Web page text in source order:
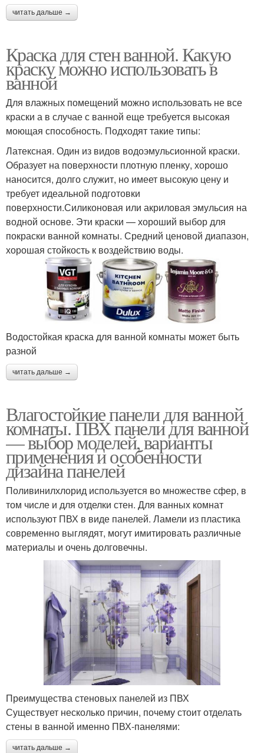
читать дальше →
Краска для стен ванной. Какую
краску можно использовать в
ванной
Для влажных помещений можно использовать не все
краски а в случае с ванной еще требуется высокая
моющая способность. Подходят такие типы:
Латексная. Один из видов водоэмульсионной краски.
Образует на поверхности плотную пленку, хорошо
наносится, долго служит, но имеет высокую цену и
требует идеальной подготовки
поверхности.Силиконовая или акриловая эмульсия на
водной основе. Эти краски — хороший выбор для
покраски ванной комнаты. Средний ценовой диапазон,
хорошая стойкость к воздействию воды.
Водостойкая краска для ванной комнаты может быть
разной
читать дальше →
Влагостойкие панели для ванной
комнаты. ПВХ панели для ванной
— выбор моделей, варианты
применения и особенности
дизайна панелей
Поливинилхлорид используется во множестве сфер, в
том числе и для отделки стен. Для ванных комнат
используют ПВХ в виде панелей. Ламели из пластика
современно выглядят, могут имитировать различные
материалы и очень долговечны.
Преимущества стеновых панелей из ПВХ
Существует несколько причин, почему стоит отделать
стены в ванной именно ПВХ-панелями:
читать дальше →